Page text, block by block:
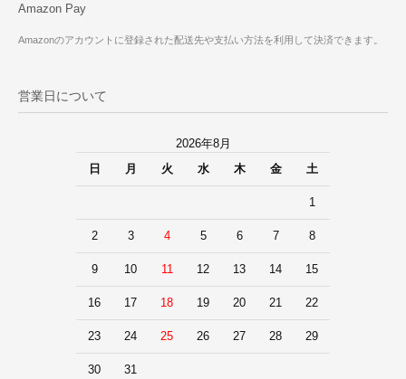
Amazon Pay
Amazonのアカウントに登録された配送先や支払い方法を利用して決済できます。
営業日について
2026年8月
日
月 火 水 木 金 土
1
2 3 4 5 6 7 8
9 10 11 12 13 14 15
16 17 18 19 20 21 22
23 24 25 26 27 28 29
30 31